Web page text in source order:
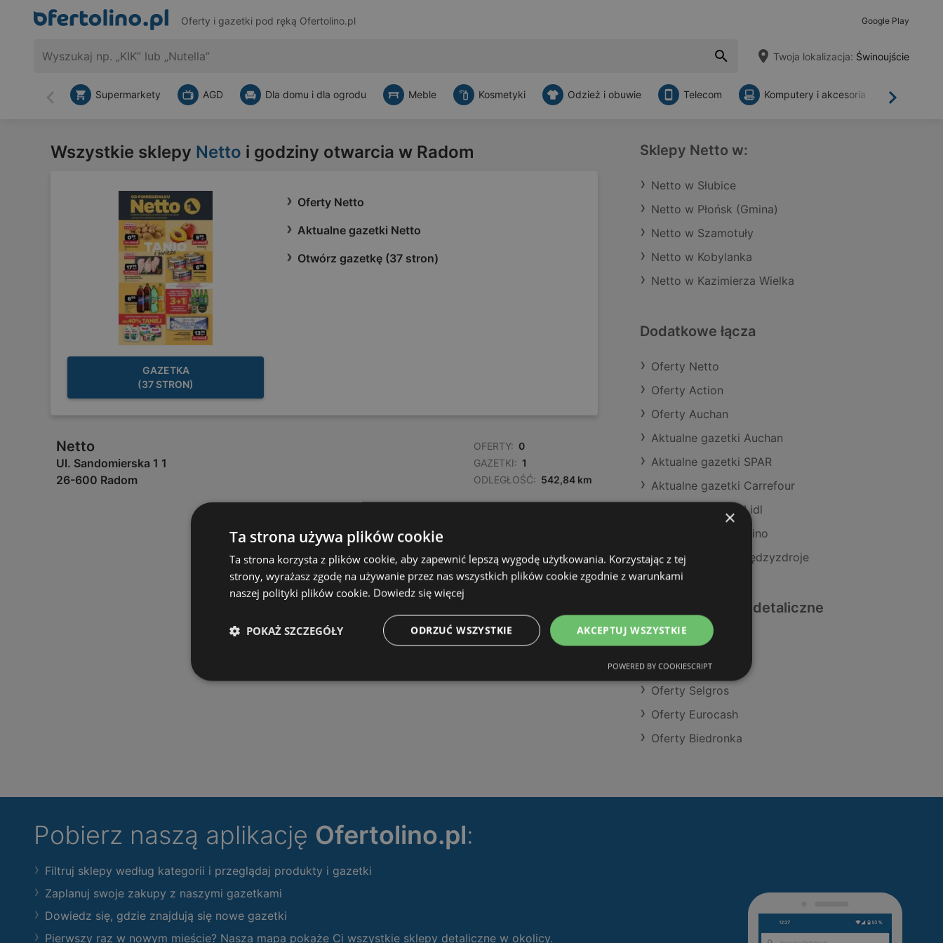
Oferty i gazetki pod ręką Ofertolino.pl Google Play
Twoja lokalizacja: Świnoujście
Wstecz Dalej
Supermarkety AGD Dla domu i dla ogrodu Meble Kosmetyki Odzież i obuwie Telecom Komputery i akcesoria
Wszystkie sklepy Netto i godziny otwarcia w Radom
GAZETKA
(37 STRON)
Oferty Netto
Aktualne gazetki Netto
Otwórz gazetkę (37 stron)
Netto
Ul. Sandomierska 1 1
26-600 Radom
OFERTY: 0
GAZETKI: 1
ODLEGŁOŚĆ: 542,84 km
Sklepy Netto w:
Netto w Słubice
Netto w Płońsk (Gmina)
Netto w Szamotuły
Netto w Kobylanka
Netto w Kazimierza Wielka
Dodatkowe łącza
Oferty Netto
Oferty Action
Oferty Auchan
Aktualne gazetki Auchan
Aktualne gazetki SPAR
Aktualne gazetki Carrefour
Aktualne gazetki Lidl
Aktualne gazetki Dino
Sklepy Netto w Międzyzdroje
Podobne sklepy detaliczne
Oferty Kaufland
Oferty Action
Oferty Selgros
Oferty Eurocash
Oferty Biedronka
Pobierz naszą aplikację Ofertolino.pl:
Filtruj sklepy według kategorii i przeglądaj produkty i gazetki
Zaplanuj swoje zakupy z naszymi gazetkami
Dowiedz się, gdzie znajdują się nowe gazetki
Pierwszy raz w nowym mieście? Nasza mapa pokaże Ci wszystkie sklepy detaliczne w okolicy.
×
Ta strona używa plików cookie
Ta strona korzysta z plików cookie, aby zapewnić lepszą wygodę użytkowania. Korzystając z tej
strony, wyrażasz zgodę na używanie przez nas wszystkich plików cookie zgodnie z warunkami
naszej polityki plików cookie. Dowiedz się więcej
AKCEPTUJ WSZYSTKIE
ODRZUĆ WSZYSTKIE
POKAŻ SZCZEGÓŁY
POWERED BY COOKIESCRIPT